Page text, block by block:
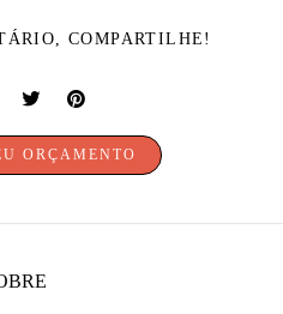
COMPARTILHE!
ORÇAMENTO